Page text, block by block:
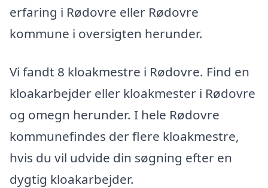
erfaring i Rødovre eller Rødovre
kommune i oversigten herunder.
Vi fandt 8 kloakmestre i Rødovre. Find en
kloakarbejder eller kloakmester i Rødovre
og omegn herunder. I hele Rødovre
kommunefindes der flere kloakmestre,
hvis du vil udvide din søgning efter en
dygtig kloakarbejder.